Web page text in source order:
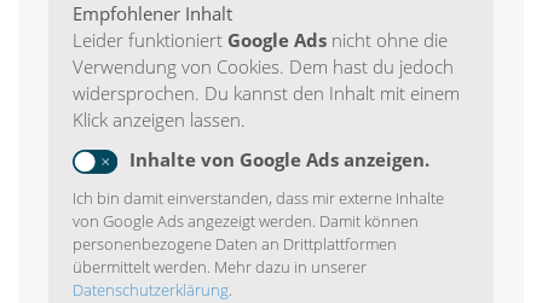
Empfohlener Inhalt
Leider funktioniert Google Ads nicht ohne die
Verwendung von Cookies. Dem hast du jedoch
widersprochen. Du kannst den Inhalt mit einem
Klick anzeigen lassen.
Inhalte von Google Ads anzeigen.
Ich bin damit einverstanden, dass mir externe Inhalte
von Google Ads angezeigt werden. Damit können
personenbezogene Daten an Drittplattformen
übermittelt werden. Mehr dazu in unserer
Datenschutzerklärung.